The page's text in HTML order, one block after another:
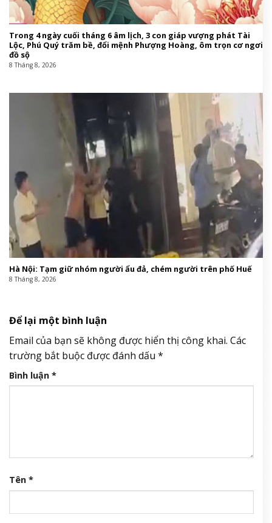
Trong 4 ngày cuối tháng 6 âm lịch, 3 con giáp vượng phát Tài
Lộc, Phú Quý trăm bề, đổi mệnh Phượng Hoàng, ôm trọn cơ ngơi
đồ sộ
8 Tháng 8, 2026
Hà Nội: Tạm giữ nhóm người ẩu đả, chém người trên phố Huế
8 Tháng 8, 2026
Để lại một bình luận
Email của bạn sẽ không được hiển thị công khai. Các
trường bắt buộc được đánh dấu *
Bình luận *
Tên *